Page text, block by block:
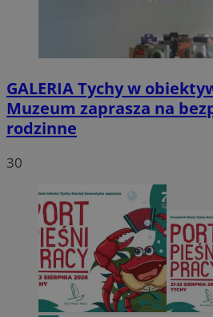
GALERIATychy w
Muzeum zaprasza na
rodzinne
30